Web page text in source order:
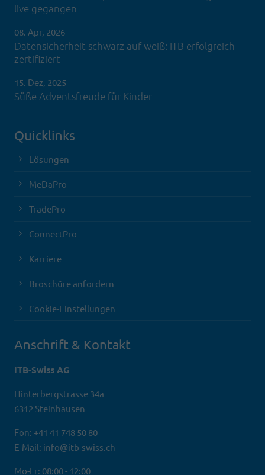
live gegangen
08. Apr, 2026
Datensicherheit schwarz auf weiß: ITB erfolgreich
zertifiziert
15. Dez, 2025
Süße Adventsfreude für Kinder
Quicklinks
Lösungen
MeDaPro
TradePro
ConnectPro
Karriere
Broschüre anfordern
Cookie-Einstellungen
Anschrift & Kontakt
ITB-Swiss AG
Hinterbergstrasse 34a
6312 Steinhausen
Fon: +41 41 748 50 80
E-Mail: info@itb-swiss.ch
Mo-Fr: 08:00 - 12:00